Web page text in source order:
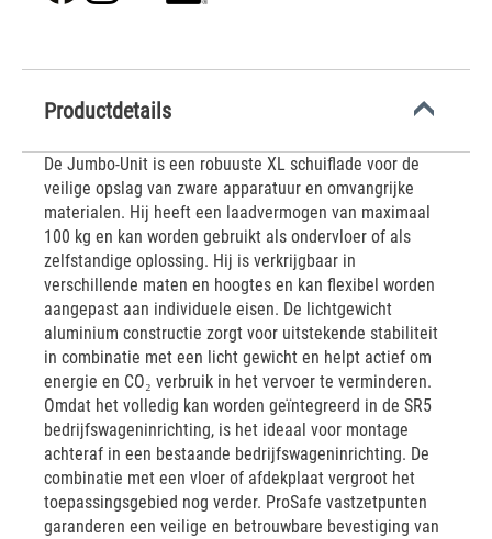
Productdetails
De Jumbo-Unit is een robuuste XL schuiflade voor de
veilige opslag van zware apparatuur en omvangrijke
materialen. Hij heeft een laadvermogen van maximaal
100 kg en kan worden gebruikt als ondervloer of als
zelfstandige oplossing. Hij is verkrijgbaar in
verschillende maten en hoogtes en kan flexibel worden
aangepast aan individuele eisen. De lichtgewicht
aluminium constructie zorgt voor uitstekende stabiliteit
in combinatie met een licht gewicht en helpt actief om
energie en CO₂ verbruik in het vervoer te verminderen.
Omdat het volledig kan worden geïntegreerd in de SR5
bedrijfswageninrichting, is het ideaal voor montage
achteraf in een bestaande bedrijfswageninrichting. De
combinatie met een vloer of afdekplaat vergroot het
toepassingsgebied nog verder. ProSafe vastzetpunten
garanderen een veilige en betrouwbare bevestiging van